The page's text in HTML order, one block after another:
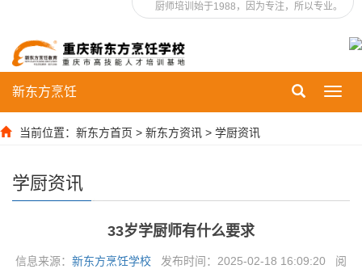
厨师培训始于1988，因为专注，所以专业。
新东方烹饪
当前位置： 新东方首页 > 新东方资讯 > 学厨资讯
学厨资讯
33岁学厨师有什么要求
信息来源： 新东方烹饪学校 发布时间：2025-02-18 16:09:20 阅